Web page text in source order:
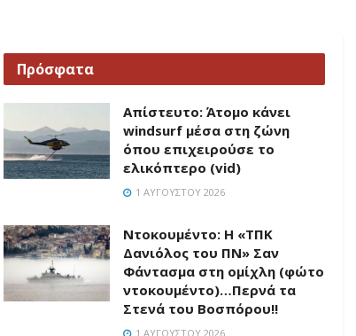
Πρόσφατα
Απίστευτο: Άτομο κάνει
windsurf μέσα στη ζώνη
όπου επιχειρούσε το
ελικόπτερο (vid)
1 ΑΥΓΟΎΣΤΟΥ 2026
Ντοκουμέντο: H «ΤΠΚ
Δανιόλος του ΠΝ» Σαν
Φάντασμα στη ομίχλη (φώτο
ντοκουμέντο)…Περνά τα
Στενά του Βοσπόρου!!
1 ΑΥΓΟΎΣΤΟΥ 2026